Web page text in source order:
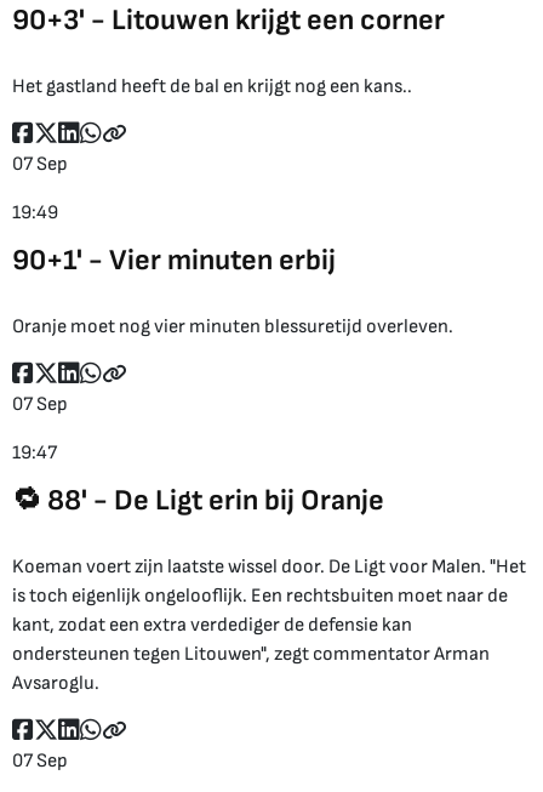
90+3' - Litouwen krijgt een corner
Het gastland heeft de bal en krijgt nog een kans..
07 Sep
19:49
90+1' - Vier minuten erbij
Oranje moet nog vier minuten blessuretijd overleven.
07 Sep
19:47
🔁 88' - De Ligt erin bij Oranje
Koeman voert zijn laatste wissel door. De Ligt voor Malen. "Het
is toch eigenlijk ongelooflijk. Een rechtsbuiten moet naar de
kant, zodat een extra verdediger de defensie kan
ondersteunen tegen Litouwen", zegt commentator Arman
Avsaroglu.
07 Sep